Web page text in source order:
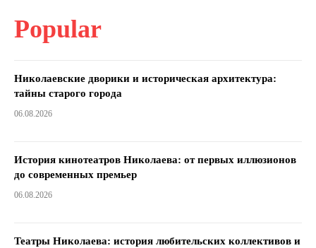
Popular
Николаевские дворики и историческая архитектура:
тайны старого города
06.08.2026
История кинотеатров Николаева: от первых иллюзионов
до современных премьер
06.08.2026
Театры Николаева: история любительских коллективов и